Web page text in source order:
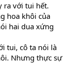
ra với tui hết.
hoa khôi của
hai dua xứng
tui, cô ta nói là
Nhưng thực sự